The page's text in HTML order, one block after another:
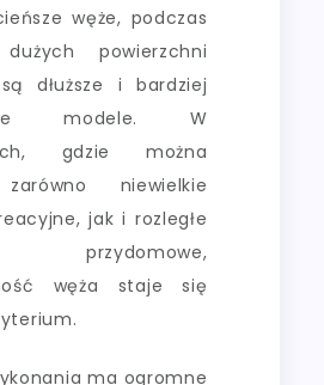
węże, podczas
powierzchni
dłuższe i bardziej
modele. W
gdzie można
niewielkie
jak i rozległe
przydomowe,
węża staje się
ma ogromne